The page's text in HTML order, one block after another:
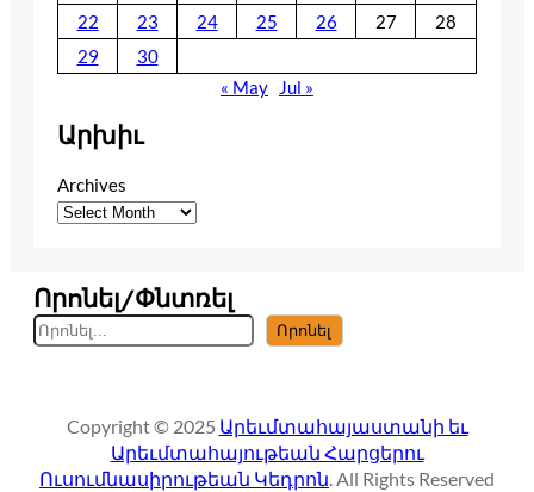
22
23 24 25 26 27
28
29
30
« May
Jul »
Արխիւ
Archives
Որոնել/Փնտռել
S
e
c
h
Որոնել
Copyright © 2025 Արեւմտահայաստանի եւ
Արեւմտահայութեան Հարցերու
Ուսումնասիրութեան Կեդրոն. All Rights Reserved